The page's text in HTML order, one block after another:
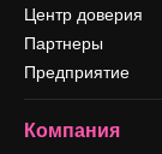
Центр доверия
Партнеры
Предприятие
Компания